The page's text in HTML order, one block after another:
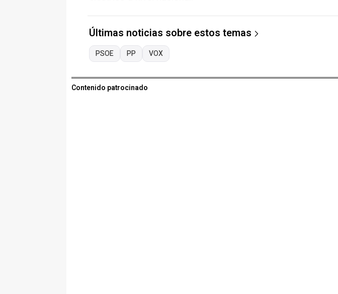
Últimas noticias sobre estos temas
PSOE PP VOX
Contenido patrocinado